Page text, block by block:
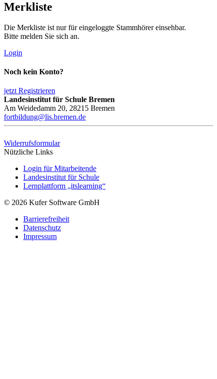
Merkliste
Die Merkliste ist nur für eingeloggte Stammhörer einsehbar.
Bitte melden Sie sich an.
Login
Noch kein Konto?
jetzt Registrieren
Landesinstitut für Schule Bremen
Am Weidedamm 20, 28215 Bremen
fortbildung@lis.bremen.de
Widerrufsformular
Nützliche Links
Login für Mitarbeitende
Landesinstitut für Schule
Lernplattform „itslearning“
© 2026 Kufer Software GmbH
Barrierefreiheit
Datenschutz
Impressum